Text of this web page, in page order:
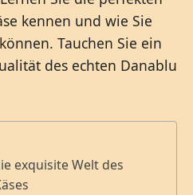
kennen und wie Sie
Tauchen Sie ein
des echten Danablu
exquisite Welt des